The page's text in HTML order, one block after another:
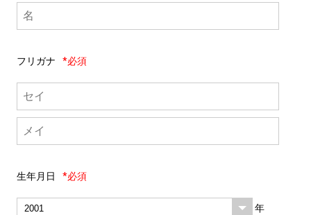
フリガナ *必須
生年月日 *必須
年